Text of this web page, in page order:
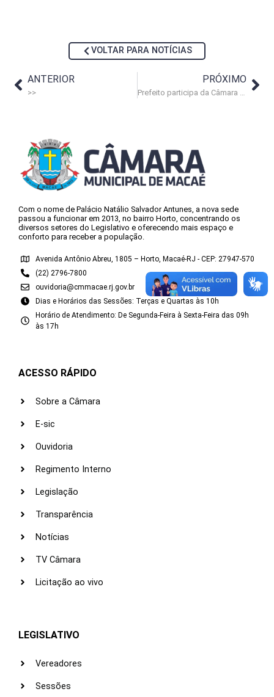
VOLTAR PARA NOTÍCIAS
ANTERIOR
>>
PRÓXIMO
Com o nome de Palácio Natálio Salvador Antunes, a nova sede
passou a funcionar em 2013, no bairro Horto, concentrando os
diversos setores do Legislativo e oferecendo mais espaço e
conforto para receber a população.
Avenida Antônio Abreu, 1805 – Horto, Macaé-RJ - CEP: 27947-570
(22) 2796-7800
ouvidoria@cmmacae.rj.gov.br
Dias e Horários das Sessões: Terças e Quartas às 10h
Horário de Atendimento: De Segunda-Feira à Sexta-Feira das 09h
às 17h
ACESSO RÁPIDO
Sobre a Câmara
E-sic
Ouvidoria
Regimento Interno
Legislação
Transparência
Notícias
TV Câmara
Licitação ao vivo
LEGISLATIVO
Vereadores
Sessões